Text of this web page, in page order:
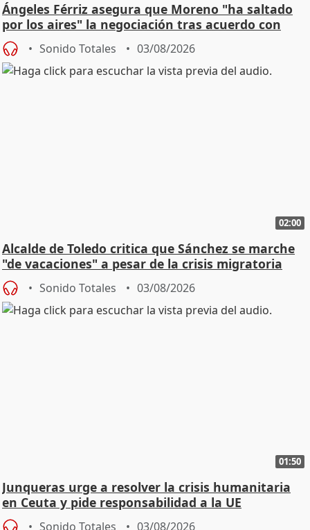
Ángeles Férriz asegura que Moreno "ha saltado
por los aires" la negociación tras acuerdo con
SMA
Sonido Totales 03/08/2026
02:00
Alcalde de Toledo critica que Sánchez se marche
"de vacaciones" a pesar de la crisis migratoria
Sonido Totales 03/08/2026
01:50
Junqueras urge a resolver la crisis humanitaria
en Ceuta y pide responsabilidad a la UE
Sonido Totales 03/08/2026